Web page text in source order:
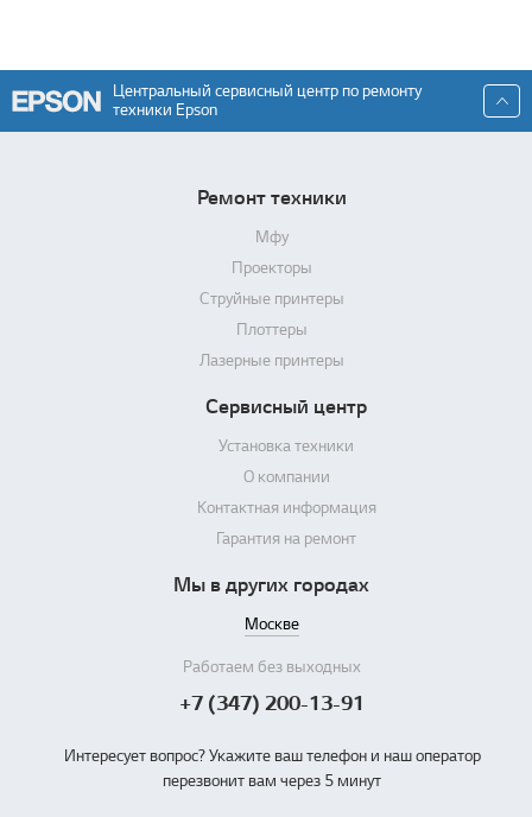
Центральный сервисный центр по ремонту
техники Epson
Ремонт техники
Мфу
Проекторы
Струйные принтеры
Плоттеры
Лазерные принтеры
Сервисный центр
Установка техники
О компании
Контактная информация
Гарантия на ремонт
Мы в других городах
Москве
Работаем без выходных
+7 (347) 200-13-91
Интересует вопрос? Укажите ваш телефон и наш оператор
перезвонит вам через 5 минут